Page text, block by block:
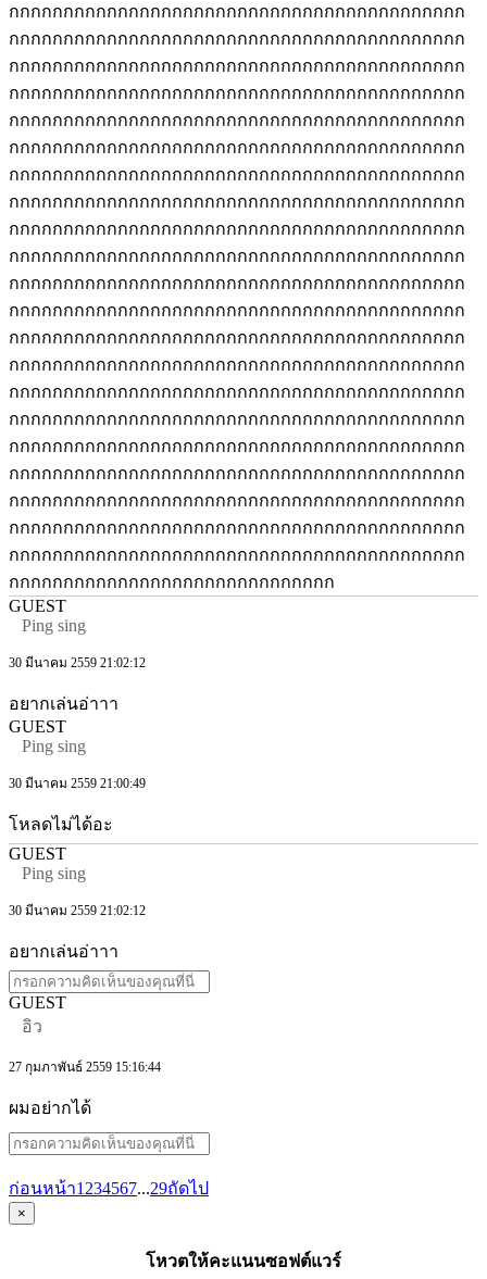
กกกกกกกกกกกกกกกกกกกกกกกกกกกกกกกกกกกกกกกกกก
กกกกกกกกกกกกกกกกกกกกกกกกกกกกกกกกกกกกกกกกกก
กกกกกกกกกกกกกกกกกกกกกกกกกกกกกกกกกกกกกกกกกก
กกกกกกกกกกกกกกกกกกกกกกกกกกกกกกกกกกกกกกกกกก
กกกกกกกกกกกกกกกกกกกกกกกกกกกกกกกกกกกกกกกกกก
กกกกกกกกกกกกกกกกกกกกกกกกกกกกกกกกกกกกกกกกกก
กกกกกกกกกกกกกกกกกกกกกกกกกกกกกกกกกกกกกกกกกก
กกกกกกกกกกกกกกกกกกกกกกกกกกกกกกกกกกกกกกกกกก
กกกกกกกกกกกกกกกกกกกกกกกกกกกกกกกกกกกกกกกกกก
กกกกกกกกกกกกกกกกกกกกกกกกกกกกกกกกกกกกกกกกกก
กกกกกกกกกกกกกกกกกกกกกกกกกกกกกกกกกกกกกกกกกก
กกกกกกกกกกกกกกกกกกกกกกกกกกกกกกกกกกกกกกกกกก
กกกกกกกกกกกกกกกกกกกกกกกกกกกกกกกกกกกกกกกกกก
กกกกกกกกกกกกกกกกกกกกกกกกกกกกกกกกกกกกกกกกกก
กกกกกกกกกกกกกกกกกกกกกกกกกกกกกกกกกกกกกกกกกก
กกกกกกกกกกกกกกกกกกกกกกกกกกกกกกกกกกกกกกกกกก
กกกกกกกกกกกกกกกกกกกกกกกกกกกกกกกกกกกกกกกกกก
กกกกกกกกกกกกกกกกกกกกกกกกกกกกกกกกกกกกกกกกกก
กกกกกกกกกกกกกกกกกกกกกกกกกกกกกกกกกกกกกกกกกก
กกกกกกกกกกกกกกกกกกกกกกกกกกกกกกกกกกกกกกกกกก
กกกกกกกกกกกกกกกกกกกกกกกกกกกกกกกกกกกกกกกกกก
กกกกกกกกกกกกกกกกกกกกกกกกกกกกกก
GUEST
Ping sing
30 มีนาคม 2559 21:02:12
อยากเล่นอ่าาา
GUEST
Ping sing
30 มีนาคม 2559 21:00:49
โหลดไม่ได้อะ
GUEST
Ping sing
30 มีนาคม 2559 21:02:12
อยากเล่นอ่าาา
GUEST
อิว
27 กุมภาพันธ์ 2559 15:16:44
ผมอย่ากได้
ก่อนหน้า1 234567...29ถัดไป
×
โหวตให้คะแนนซอฟต์แวร์